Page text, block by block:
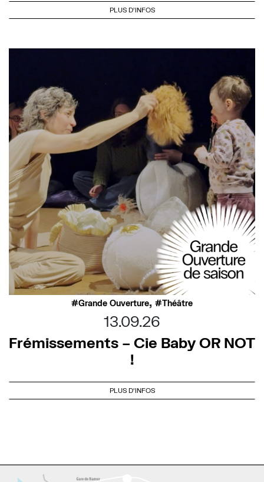
PLUS D'INFOS
Grande Ouverture, Théâtre
13.09.26
Frémissements – Cie Baby OR NOT
!
PLUS D'INFOS